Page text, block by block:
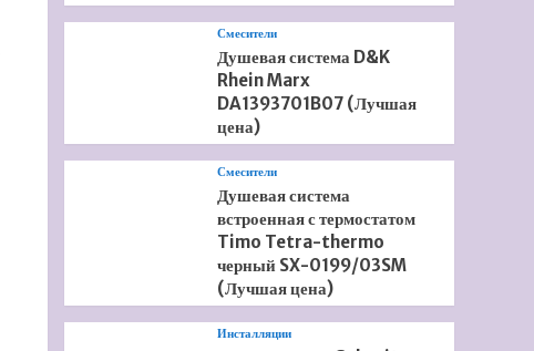
Смесители
Душевая система D&K
Rhein Marx
DA1393701B07 (Лучшая
цена)
Смесители
Душевая система
встроенная с термостатом
Timo Tetra-thermo
черный SX-0199/03SM
(Лучшая цена)
Инсталляции